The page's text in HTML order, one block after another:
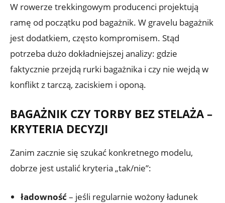
W rowerze trekkingowym producenci projektują
ramę od początku pod bagażnik. W gravelu bagażnik
jest dodatkiem, często kompromisem. Stąd
potrzeba dużo dokładniejszej analizy: gdzie
faktycznie przejdą rurki bagażnika i czy nie wejdą w
konflikt z tarczą, zaciskiem i oponą.
BAGAŻNIK CZY TORBY BEZ STELAŻA –
KRYTERIA DECYZJI
Zanim zacznie się szukać konkretnego modelu,
dobrze jest ustalić kryteria „tak/nie”:
ładowność– jeśli regularnie wożony ładunek